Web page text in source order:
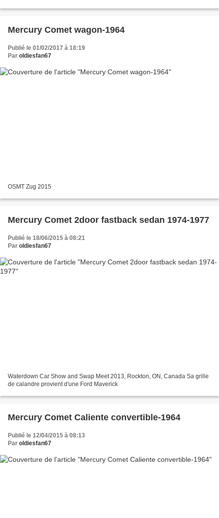
Mercury Comet wagon-1964
Publié le 01/02/2017 à 18:19
Par oldiesfan67
OSMT Zug 2015
Mercury Comet 2door fastback sedan 1974-1977
Publié le 18/06/2015 à 08:21
Par oldiesfan67
Waterdown Car Show and Swap Meet 2013, Rockton, ON, Canada Sa grille
de calandre provient d'une Ford Maverick
Mercury Comet Caliente convertible-1964
Publié le 12/04/2015 à 08:13
Par oldiesfan67